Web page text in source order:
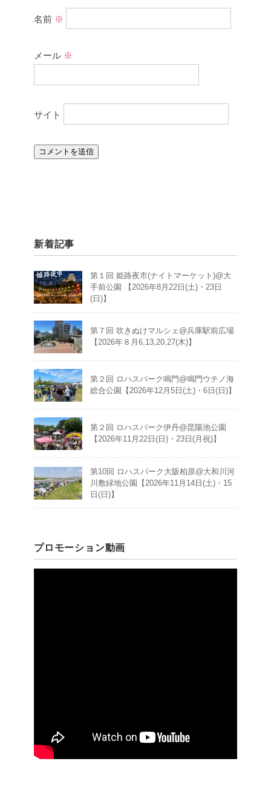
名前 ※
メール ※
サイト
新着記事
第１回 姫路夜市(ナイトマーケット)@大
手前公園 【2026年8月22日(土)・23日
(日)】
第７回 吹きぬけマルシェ@兵庫駅前広場
【2026年８月6,13,20,27(木)】
第２回 ロハスパーク鳴門@鳴門ウチノ海
総合公園【2026年12月5日(土)・6日(日)】
第２回 ロハスパーク伊丹@昆陽池公園
【2026年11月22日(日)・23日(月祝)】
第10回 ロハスパーク大阪柏原@大和川河
川敷緑地公園【2026年11月14日(土)・15
日(日)】
プロモーション動画